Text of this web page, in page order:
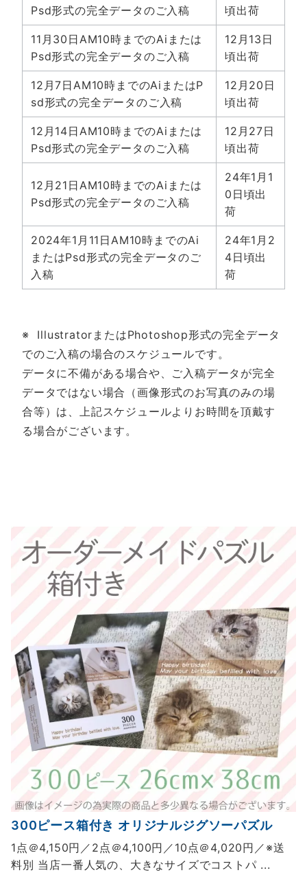
Psd形式の完全データのご入稿 頃出荷
11月30日AM10時までのAiまたは
Psd形式の完全データのご入稿
12月13日
頃出荷
12月7日AM10時までのAiまたはP
sd形式の完全データのご入稿
12月20日
頃出荷
12月14日AM10時までのAiまたは
Psd形式の完全データのご入稿
12月27日
頃出荷
12月21日AM10時までのAiまたは
Psd形式の完全データのご入稿
24年1月1
0日頃出
荷
2024年1月11日AM10時までのAi
またはPsd形式の完全データのご
入稿
24年1月2
4日頃出
荷
※ IllustratorまたはPhotoshop形式の完全データ
でのご入稿の場合のスケジュールです。
データに不備がある場合や、ご入稿データが完全
データではない場合（画像形式のお写真のみの場
合等）は、上記スケジュールよりお時間を頂戴す
る場合がございます。
300ピース箱付き オリジナルジグソーパズル
1点＠4,150円／2点＠4,100円／10点＠4,020円／※送
料別 当店一番人気の、大きなサイズでコストパ ...